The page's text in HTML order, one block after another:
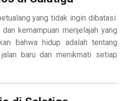
yang tidak ingin dibatasi.
kemampuan menjelajah yang
bahwa hidup adalah tentang
baru dan menikmati setiap